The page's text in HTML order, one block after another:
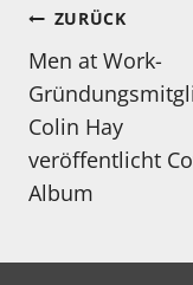
ZURÜCK
Men at Work-
Colin Hay
veröffentlicht
Album